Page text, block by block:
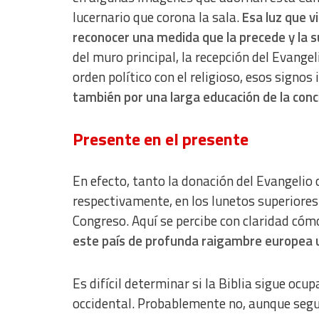
lucernario que corona la sala.Esa luz que
reconocer una medida que la precede y la
del muro principal, la recepción del
orden político con el religioso, esos signos
también por una larga educación de la
Presente en el presente
En efecto, tanto la donación del Evangelio
respectivamente, en los lunetos
Congreso. Aquí se percibe con claridad
este país de profunda raigambre europea
Es difícil determinar si la Biblia sigue
occidental. Probablemente no, aunque
Identify devices based on information actively requested
Non-IAB processing purposes: